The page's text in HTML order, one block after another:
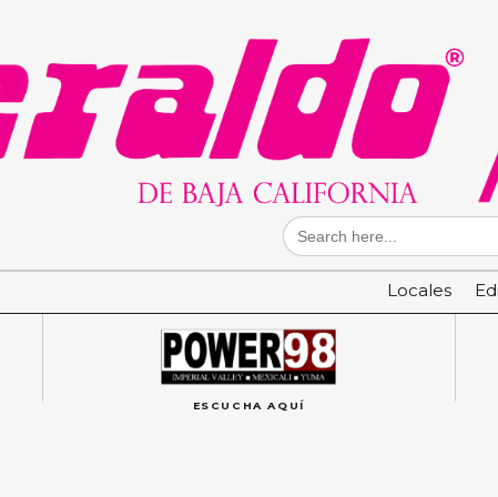
Search
for:
Locales
ESCUCHA AQUÍ